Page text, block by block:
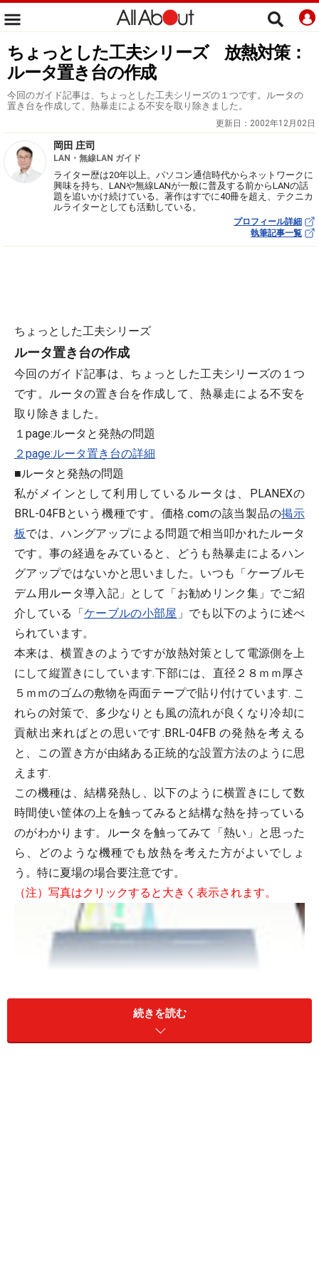
ちょっとした工夫シリーズ 放熱対策：
ルータ置き台の作成
今回のガイド記事は、ちょっとした工夫シリーズの１つです。ルータの
置き台を作成して、熱暴走による不安を取り除きました。
更新日： 2002年12月02日
岡田 庄司
LAN・無線LAN ガイド
ライター歴は20年以上。パソコン通信時代からネットワークに
興味を持ち、LANや無線LANが一般に普及する前からLANの話
題を追いかけ続けている。著作はすでに40冊を超え、テクニカ
ルライターとしても活動している。
プロフィール詳細
執筆記事一覧
ちょっとした工夫シリーズ
ルータ置き台の作成
今回のガイド記事は、ちょっとした工夫シリーズの１つ
です。ルータの置き台を作成して、熱暴走による不安を
取り除きました。
１page:ルータと発熱の問題
２page:ルータ置き台の詳細
■ルータと発熱の問題
私がメインとして利用しているルータは、PLANEXの
BRL-04FBという機種です。価格.comの該当製品の掲示
板では、ハングアップによる問題で相当叩かれたルータ
です。事の経過をみていると、どうも熱暴走によるハン
グアップではないかと思いました。いつも「ケーブルモ
デム用ルータ導入記」として「お勧めリンク集」でご紹
介している「ケーブルの小部屋 」でも以下のように述べ
られています。
本来は、横置きのようですが放熱対策として電源側を上
にして縦置きにしています.下部には、直径２８ｍｍ厚さ
５ｍｍのゴムの敷物を両面テープで貼り付けています. こ
れらの対策で、多少なりとも風の流れが良くなり冷却に
貢献出来ればとの思いです.BRL-04FB の発熱を考える
と、この置き方が由緒ある正統的な設置方法のように思
えます.
この機種は、結構発熱し、以下のように横置きにして数
時間使い筐体の上を触ってみると結構な熱を持っている
のがわかります。ルータを触ってみて「熱い」と思った
ら、どのような機種でも放熱を考えた方がよいでしょ
う。特に夏場の場合要注意です。
（注）写真はクリックすると大きく表示されます。
続きを読む